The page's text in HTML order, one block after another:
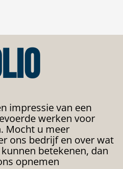
impressie van een
werken voor
Mocht u meer
ons bedrijf en over wat
betekenen, dan
opnemen